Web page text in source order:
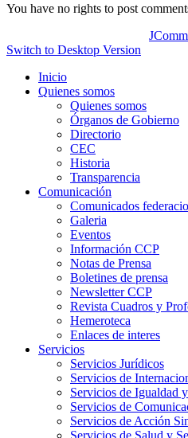
You have no rights to post
Switch to Desktop Version
Inicio
Quienes somos
Quienes somos
Órganos de Gobierno
Directorio
CEC
Historia
Transparencia
Comunicación
Comunicados
Galeria
Eventos
Información CCP
Notas de Prensa
Boletines de prensa
Newsletter CCP
Revista Cuadros y
Hemeroteca
Enlaces de interes
Servicios
Servicios Jurídicos
Servicios de
Servicios de Igualdad
Servicios de
Servicios de Acción
Servicios de Salud y